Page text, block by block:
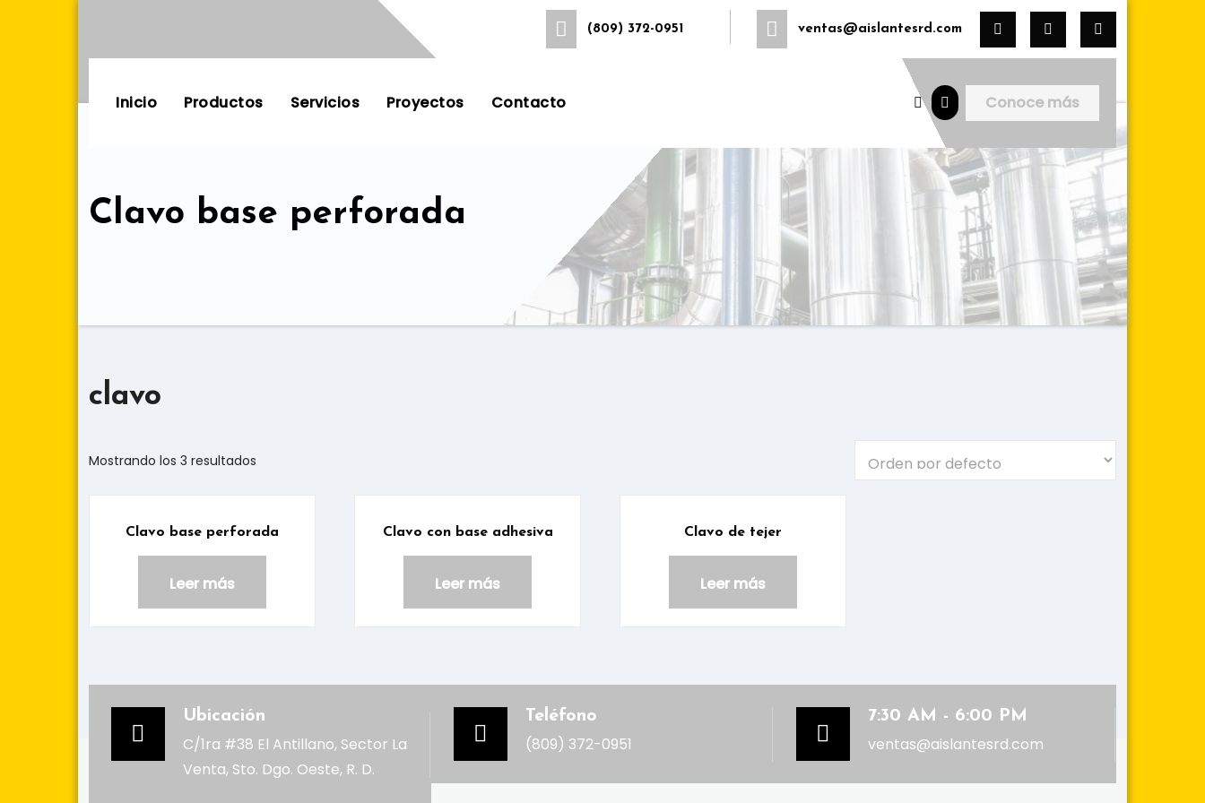
content
(809) 372-0951 ventas@aislantesrd.com
Inicio Productos Servicios Proyectos Contacto Conoce más
Clavo base perforada
clavo
Mostrando los 3 resultados
Clavo base perforada
Leer más
Clavo con base adhesiva
Leer más
Clavo de tejer
Leer más
Ubicación
C/1ra #38 El Antillano, Sector La
Venta, Sto. Dgo. Oeste, R. D.
Teléfono
(809) 372-0951
7:30 AM - 6:00 PM
ventas@aislantesrd.com